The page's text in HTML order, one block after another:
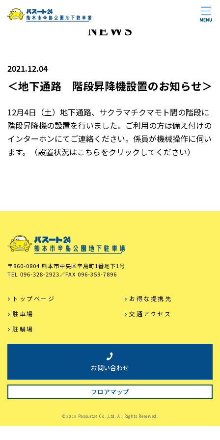
NEWS
2021.12.04
＜地下通路 階段昇降機設置のお知らせ＞
12月4日（土）地下通路、サクラマチクマモト間の階段に
階段昇降機の設置を行いました。ご利用の方は備え付けの
インターホンにてご連絡ください。係員が機械操作に伺い
ます。（設置状況はこちらをクリックしてください）
〒860-0804 熊本市中央区辛島町1番地下1号
TEL 096-328-2923／FAX 096-359-7896
トップページ
お得な提携先
駐車場
交通アクセス
駐輪場
お問い合わせ
フロアマップ
©2019 Passurt24 Co.,Ltd. All Rights Reserved.